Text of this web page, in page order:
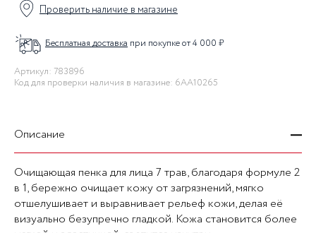
Проверить наличие в магазине
Бесплатная доставка при покупке от 4 000 ₽
Артикул: 783896
Код для проверки наличия в магазине: 6AA10265
Описание
Очищающая пенка для лица 7 трав, благодаря формуле 2
в 1, бережно очищает кожу от загрязнений, мягко
отшелушивает и выравнивает рельеф кожи, делая её
визуально безупречно гладкой. Кожа становится более